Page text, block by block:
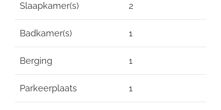
Slaapkamer(s) 2
Badkamer(s) 1
Berging 1
Parkeerplaats 1